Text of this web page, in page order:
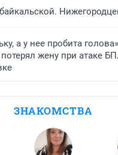
а у нее пробита
потерял жену при атаке
ЗНАКОМСТВА